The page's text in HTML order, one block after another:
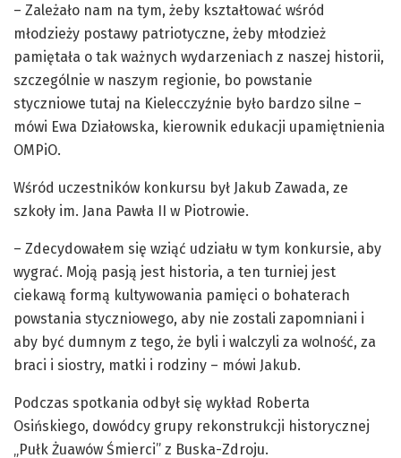
– Zależało nam na tym, żeby kształtować wśród
młodzieży postawy patriotyczne, żeby młodzież
pamiętała o tak ważnych wydarzeniach z naszej historii,
szczególnie w naszym regionie, bo powstanie
styczniowe tutaj na Kielecczyźnie było bardzo silne –
mówi Ewa Działowska, kierownik edukacji upamiętnienia
OMPiO.
Wśród uczestników konkursu był Jakub Zawada, ze
szkoły im. Jana Pawła II w Piotrowie.
– Zdecydowałem się wziąć udziału w tym konkursie, aby
wygrać. Moją pasją jest historia, a ten turniej jest
ciekawą formą kultywowania pamięci o bohaterach
powstania styczniowego, aby nie zostali zapomniani i
aby być dumnym z tego, że byli i walczyli za wolność, za
braci i siostry, matki i rodziny – mówi Jakub.
Podczas spotkania odbył się wykład Roberta
Osińskiego, dowódcy grupy rekonstrukcji historycznej
„Pułk Żuawów Śmierci” z Buska-Zdroju.